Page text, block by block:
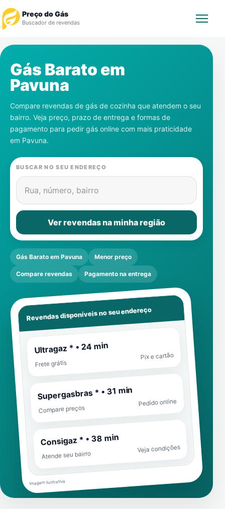
Preço do Gás
Buscador de revendas
Revendedor
Notícias
Cadastre-se
Gás
Contatos
Gás Barato em
Pavuna
Compare revendas de gás de cozinha que atendem o seu
bairro. Veja preço, prazo de entrega e formas de
pagamento para pedir gás online com mais praticidade
em Pavuna.
BUSCAR NO SEU ENDEREÇO
Rua, número, bairro
Ver revendas na minha região
Gás Barato em Pavuna Menor preço
Compare revendas Pagamento na entrega
Revendas disponíveis no seu endereço
Ultragaz * • 24 min
Frete grátis
Pix e cartão
Supergasbras * • 31 min
Compare preços
Pedido online
Consigaz * • 38 min
Atende seu bairro
Veja condições
Imagem ilustrativa